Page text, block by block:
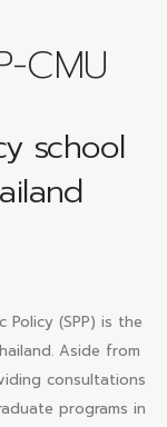
CMU
school
Policy (SPP) is the
Aside from
consultations
programs in